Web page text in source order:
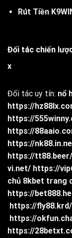
Rút Tiền
Đối tác chiến
x
Đối tác uy tín: nổ
https://
https://
https://
https://
https://tt88.beer/
vi.net/ https://
chủ 8kbet trang
https://
https://fly88.krd/
https://
https://